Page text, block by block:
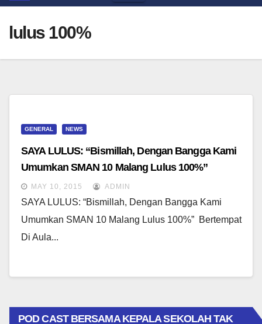
lulus 100%
GENERAL NEWS
SAYA LULUS: “Bismillah, Dengan Bangga Kami
Umumkan SMAN 10 Malang Lulus 100%”
MAY 10, 2015 ADMIN
SAYA LULUS: “Bismillah, Dengan Bangga Kami
Umumkan SMAN 10 Malang Lulus 100%” Bertempat
Di Aula...
POD CAST BERSAMA KEPALA SEKOLAH TAK